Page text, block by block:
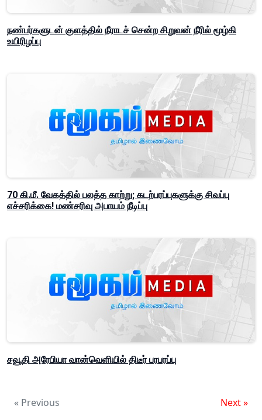
நண்பர்களுடன் குளத்தில் நீராடச் சென்ற சிறுவன் நீரில் மூழ்கி
உயிரிழப்பு
70 கி.மீ. வேகத்தில் பலத்த காற்று; கடற்பரப்புகளுக்கு சிவப்பு
எச்சரிக்கை! மண்சரிவு அபாயம் நீடிப்பு
சவூதி அரேபியா வான்வெளியில் திடீர் பரபரப்பு
« Previous Next »